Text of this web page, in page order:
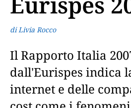
di Livia Rocco
Il Rapporto Italia
dall'Eurispes indica
internet e delle